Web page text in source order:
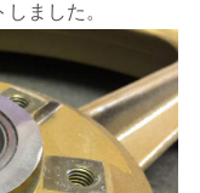
ました。